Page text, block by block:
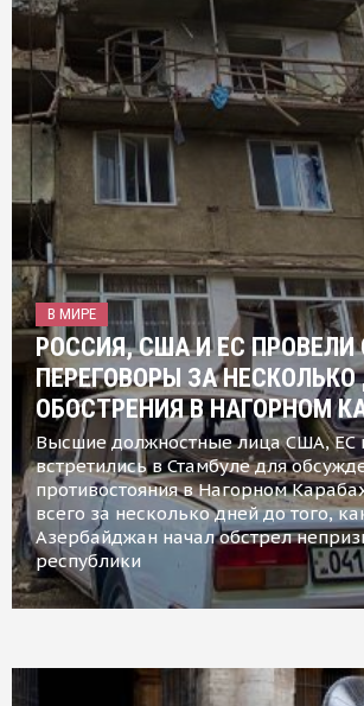
В МИРЕ
РОССИЯ, США И ЕС ПРОВЕЛИ
ПЕРЕГОВОРЫ ЗА
ОБОСТРЕНИЯ В НАГОРНОМ
Высшие должностные лица США, ЕС
встретились в Стамбуле для
противостояния в Нагорном
всего за несколько дней до того,
Азербайджан начал обстрел
республики